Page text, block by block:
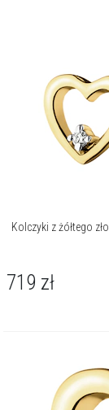
Kolczyki z żółtego
719 zł